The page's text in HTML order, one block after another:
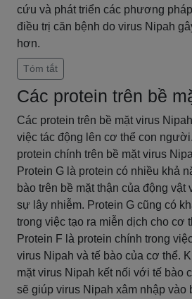
cứu và phát triển các phương
điều trị căn bệnh do virus Nipah
hơn.
Tóm tắt
Các protein trên bề
Các protein trên bề mặt virus
việc tác động lên cơ thể con
protein chính trên bề mặt virus
Protein G là protein có nhiều khả
bào trên bề mặt thận của động
sự lây nhiễm. Protein G cũng có
trong việc tạo ra miễn dịch cho cơ
Protein F là protein chính trong
virus Nipah và tế bào của cơ thể.
mặt virus Nipah kết nối với tế bào
sẽ giúp virus Nipah xâm nhập vào